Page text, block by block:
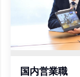
国内営業職